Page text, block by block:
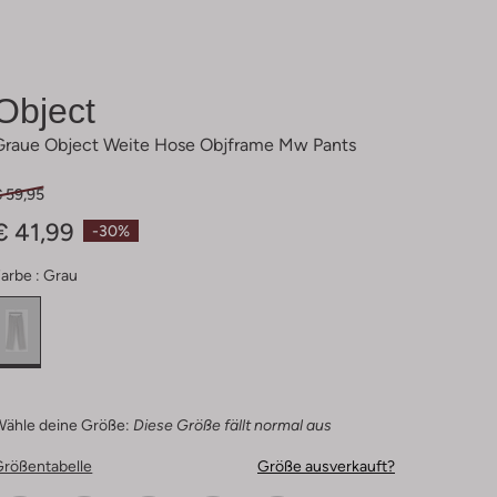
Object Weite Hose Objframe Mw Pants
-30%
59,95
41,99
: Grau
deine Größe: Diese Größe fällt normal aus
Größe ausverkauft?